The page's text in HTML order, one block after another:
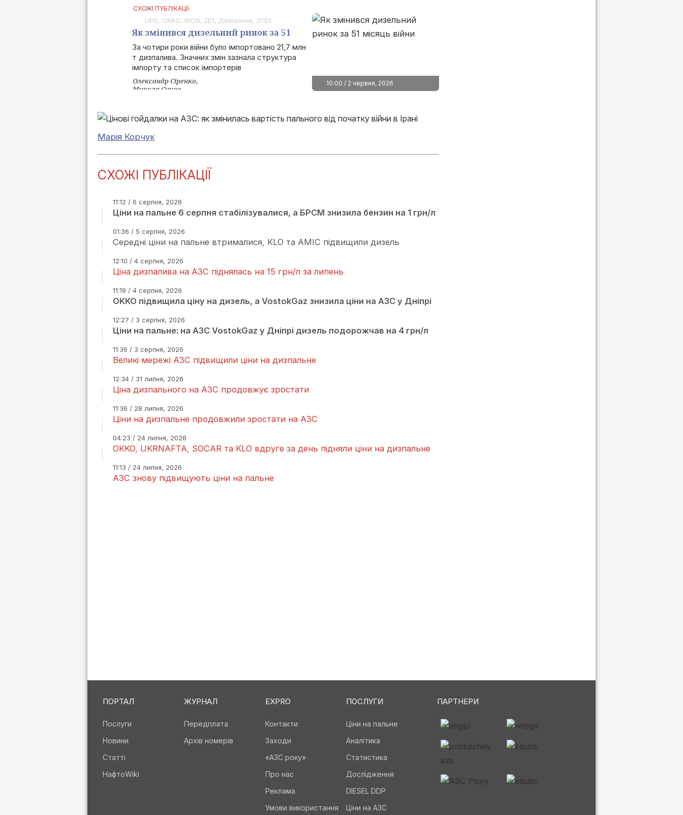
СХОЖІ ПУБЛІКАЦІЇ
10:00 / 2 червня, 2026
UPG ОККО WOG ДП Дизпальне ЗПЕК
Як змінився дизельний ринок за 51
місяць війни
За чотири роки війни було імпортовано 21,7 млн
т дизпалива. Значних змін зазнала структура
імпорту та список імпортерів
Олександр Сіренко
Микола Сичов
Марія Корчук
СХОЖІ ПУБЛІКАЦІЇ
11:12 / 6 серпня, 2026
Ціни на пальне 6 серпня стабілізувалися, а БРСМ знизила бензин на 1 грн/л
01:36 / 5 серпня, 2026
Середні ціни на пальне втрималися, KLO та AMIC підвищили дизель
12:10 / 4 серпня, 2026
Ціна дизпалива на АЗС піднялась на 15 грн/л за липень
11:19 / 4 серпня, 2026
OKKO підвищила ціну на дизель, а VostokGaz знизила ціни на АЗС у Дніпрі
12:27 / 3 серпня, 2026
Ціни на пальне: на АЗС VostokGaz у Дніпрі дизель подорожчав на 4 грн/л
11:36 / 3 серпня, 2026
Великі мережі АЗС підвищили ціни на дизпальне
12:34 / 31 липня, 2026
Ціна дизпального на АЗС продовжує зростати
11:36 / 28 липня, 2026
Ціни на дизпальне продовжили зростати на АЗС
04:23 / 24 липня, 2026
OKKO, UKRNAFTA, SOCAR та KLO вдруге за день підняли ціни на дизпальне
11:13 / 24 липня, 2026
АЗС знову підвищують ціни на пальне
ПОРТАЛ
Послуги
Новини
Статті
НафтоWiki
ЖУРНАЛ
Передплата
Архів номерів
EXPRO
Контакти
Заходи
«АЗС року»
Про нас
Реклама
Умови використання
ПОСЛУГИ
Ціни на пальне
Аналітика
Статистика
Дослідження
DIESEL DDP
Ціни на АЗС
ПАРТНЕРИ